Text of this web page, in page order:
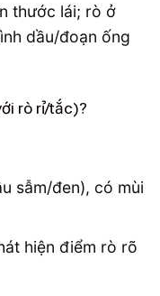
thước lái; rò ở
dầu/đoạn ống
rò rỉ/tắc)?
sẫm/đen), có mùi
hiện điểm rò rõ